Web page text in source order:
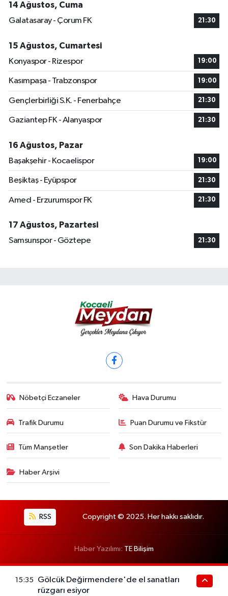
14 Ağustos, Cuma
Galatasaray - Çorum FK
21:30
15 Ağustos, Cumartesi
Konyaspor - Rizespor
19:00
Kasımpaşa - Trabzonspor 19:00
Gençlerbirliği S.K. - Fenerbahçe 21:30
Gaziantep FK - Alanyaspor 21:30
16 Ağustos, Pazar
Başakşehir - Kocaelispor
19:00
Beşiktaş - Eyüpspor 21:30
Amed - Erzurumspor FK 21:30
17 Ağustos, Pazartesi
Samsunspor - Göztepe
21:30
Nöbetçi Eczaneler Hava Durumu
Trafik Durumu Puan Durumu ve Fikstür
Tüm Manşetler Son Dakika Haberleri
Haber Arşivi
RSS Copyright © 2025. Her hakkı saklıdır.
Haber Yazılımı: TE Bilişim
15:35
Gölcük Değirmendere'de el sanatları
rüzgarı esiyor